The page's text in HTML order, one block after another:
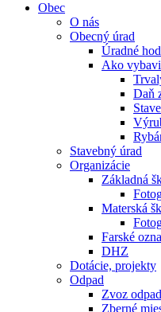
Obec
O nás
Obecný úrad
Úradné
Ako
Daň
Stavebný úrad
Organizácie
Základná
Materská
Farské
DHZ
Dotácie, projekty
Odpad
Zvoz
Zberné